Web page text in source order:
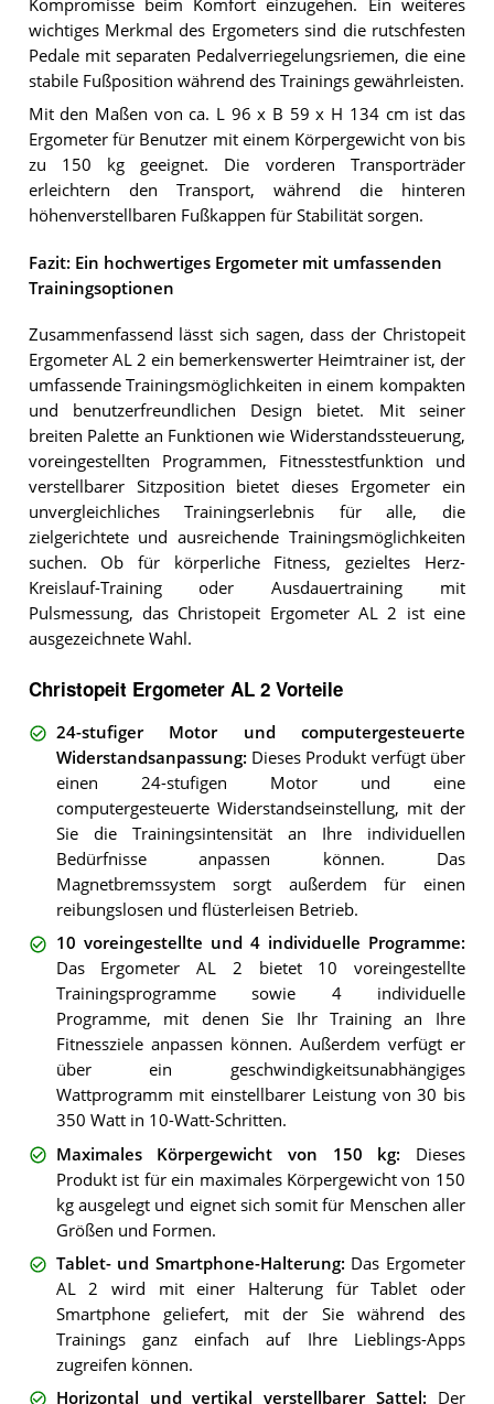
Kompromisse beim Komfort einzugehen. Ein weiteres
wichtiges Merkmal des Ergometers sind die rutschfesten
Pedale mit separaten Pedalverriegelungsriemen, die eine
stabile Fußposition während des Trainings gewährleisten.
Mit den Maßen von ca. L 96 x B 59 x H 134 cm ist das
Ergometer für Benutzer mit einem Körpergewicht von bis
zu 150 kg geeignet. Die vorderen Transporträder
erleichtern den Transport, während die hinteren
höhenverstellbaren Fußkappen für Stabilität sorgen.
Fazit: Ein hochwertiges Ergometer mit umfassenden
Trainingsoptionen
Zusammenfassend lässt sich sagen, dass der Christopeit
Ergometer AL 2 ein bemerkenswerter Heimtrainer ist, der
umfassende Trainingsmöglichkeiten in einem kompakten
und benutzerfreundlichen Design bietet. Mit seiner
breiten Palette an Funktionen wie Widerstandssteuerung,
voreingestellten Programmen, Fitnesstestfunktion und
verstellbarer Sitzposition bietet dieses Ergometer ein
unvergleichliches Trainingserlebnis für alle, die
zielgerichtete und ausreichende Trainingsmöglichkeiten
suchen. Ob für körperliche Fitness, gezieltes Herz-
Kreislauf-Training oder Ausdauertraining mit
Pulsmessung, das Christopeit Ergometer AL 2 ist eine
ausgezeichnete Wahl.
Christopeit Ergometer AL 2 Vorteile
24-stufiger Motor und computergesteuerte
Widerstandsanpassung: Dieses Produkt verfügt über
einen 24-stufigen Motor und eine
computergesteuerte Widerstandseinstellung, mit der
Sie die Trainingsintensität an Ihre individuellen
Bedürfnisse anpassen können. Das
Magnetbremssystem sorgt außerdem für einen
reibungslosen und flüsterleisen Betrieb.
10 voreingestellte und 4 individuelle Programme:
Das Ergometer AL 2 bietet 10 voreingestellte
Trainingsprogramme sowie 4 individuelle
Programme, mit denen Sie Ihr Training an Ihre
Fitnessziele anpassen können. Außerdem verfügt er
über ein geschwindigkeitsunabhängiges
Wattprogramm mit einstellbarer Leistung von 30 bis
350 Watt in 10-Watt-Schritten.
Maximales Körpergewicht von 150 kg: Dieses
Produkt ist für ein maximales Körpergewicht von 150
kg ausgelegt und eignet sich somit für Menschen aller
Größen und Formen.
Tablet- und Smartphone-Halterung: Das Ergometer
AL 2 wird mit einer Halterung für Tablet oder
Smartphone geliefert, mit der Sie während des
Trainings ganz einfach auf Ihre Lieblings-Apps
zugreifen können.
Horizontal und vertikal verstellbarer Sattel: Der